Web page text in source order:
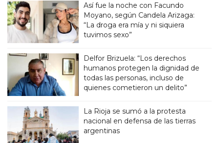
Así fue la noche con Facundo
Moyano, según Candela Arizaga:
“La droga era mía y ni siquiera
tuvimos sexo”
Delfor Brizuela: “Los derechos
humanos protegen la dignidad de
todas las personas, incluso de
quienes cometieron un delito”
La Rioja se sumó a la protesta
nacional en defensa de las tierras
argentinas